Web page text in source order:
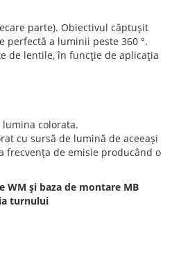
parte). Obiectivul căptușit
a luminii peste 360 ​​°.
de lentile, în funcție de aplicația
colorata.
cu sursă de lumină de aceeași
frecvența de emisie producând o
WM și baza de montare MB
turnului